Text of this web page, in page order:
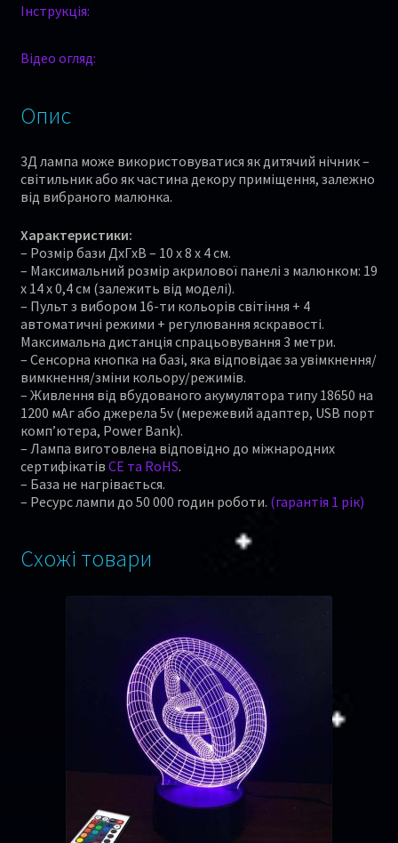
Інструкція:
Відео огляд:
Опис
3Д лампа може використовуватися як дитячий нічник –
світильник або як частина декору приміщення, залежно
від вибраного малюнка.
Характеристики:
– Розмір бази ДхГхВ – 10 х 8 х 4 см.
– Максимальний розмір акрилової панелі з малюнком: 19
x 14 x 0,4 см (залежить від моделі).
– Пульт з вибором 16-ти кольорів світіння + 4
автоматичні режими + регулювання яскравості.
Максимальна дистанція спрацьовування 3 метри.
– Сенсорна кнопка на базі, яка відповідає за увімкнення/
вимкнення/зміни кольору/режимів.
– Живлення від вбудованого акумулятора типу 18650 на
1200 мАг або джерела 5v (мережевий адаптер, USB порт
комп’ютера, Power Bank).
– Лампа виготовлена відповідно до міжнародних
сертифікатів CE та RoHS.
– База не нагрівається.
– Ресурс лампи до 50 000 годин роботи. (гарантія 1 рік)
Схожі товари